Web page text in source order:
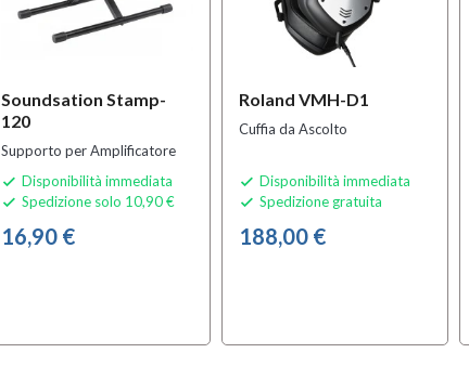
Soundsation Stamp-
120
Supporto per Amplificatore
 Disponibilità immediata
 Spedizione solo 10,90 €
16,90 €
Roland VMH-D1
Cuffia da Ascolto
 Disponibilità immediata
 Spedizione gratuita
188,00 €